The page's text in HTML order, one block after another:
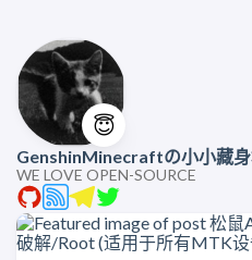
😇
GenshinMinecraftの小小藏
WE LOVE OPEN-SOURCE